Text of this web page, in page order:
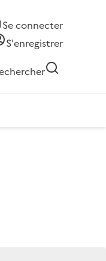
Se connecter
S'enregistrer